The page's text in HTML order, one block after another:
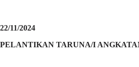
22/11/2024
PELANTIKAN TARUNA/I